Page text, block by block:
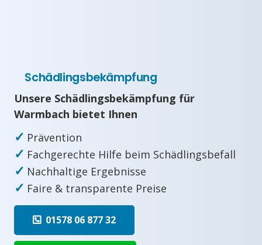
Schädlingsbekämpfung
Unsere Schädlingsbekämpfung für
Warmbach bietet Ihnen
✓ Prävention
✓ Fachgerechte Hilfe beim Schädlingsbefall
✓ Nachhaltige Ergebnisse
✓ Faire & transparente Preise
01578 06 877 32